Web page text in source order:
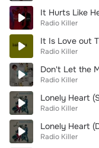
It Hurts Like
Radio Killer
It Is Love out
Radio Killer
Don't Let the
Radio Killer
Lonely Heart
Radio Killer
Lonely Heart
Radio Killer